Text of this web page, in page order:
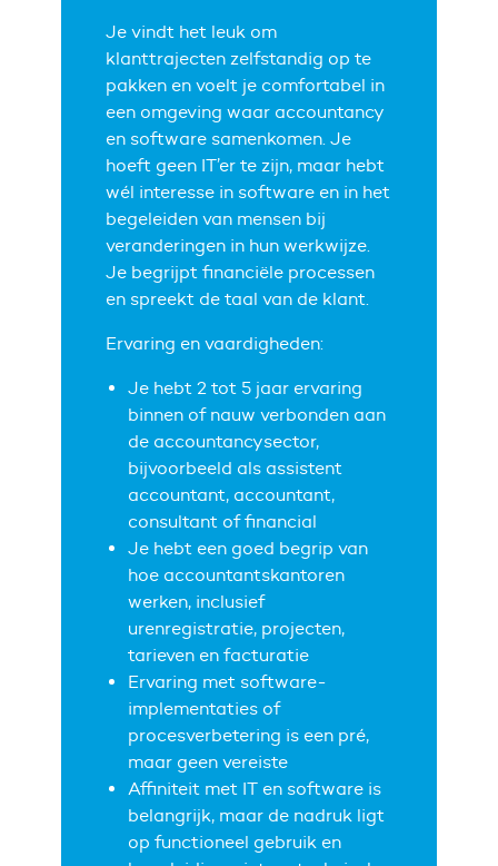
Je vindt het leuk om
klanttrajecten zelfstandig op te
pakken en voelt je comfortabel in
een omgeving waar accountancy
en software samenkomen. Je
hoeft geen IT’er te zijn, maar hebt
wél interesse in software en in het
begeleiden van mensen bij
veranderingen in hun werkwijze.
Je begrijpt financiële processen
en spreekt de taal van de klant.
Ervaring en vaardigheden:
Je hebt 2 tot 5 jaar ervaring
binnen of nauw verbonden aan
de accountancysector,
bijvoorbeeld als assistent
accountant, accountant,
consultant of financial
Je hebt een goed begrip van
hoe accountantskantoren
werken, inclusief
urenregistratie, projecten,
tarieven en facturatie
Ervaring met software-
implementaties of
procesverbetering is een pré,
maar geen vereiste
Affiniteit met IT en software is
belangrijk, maar de nadruk ligt
op functioneel gebruik en